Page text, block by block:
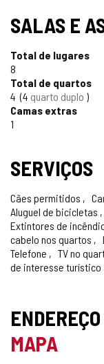
SELO
TURISMO
CONFIÁVEL
SALAS E
Total de lugares
8
Total de quartos
4 4 quarto duplo
Camas extras
1
SERVIÇOS
Cães permitidos
Aluguel de bicicletas
Extintores de
cabelo nos quartos
Telefone
TV no
de interesse turístico
MAPA